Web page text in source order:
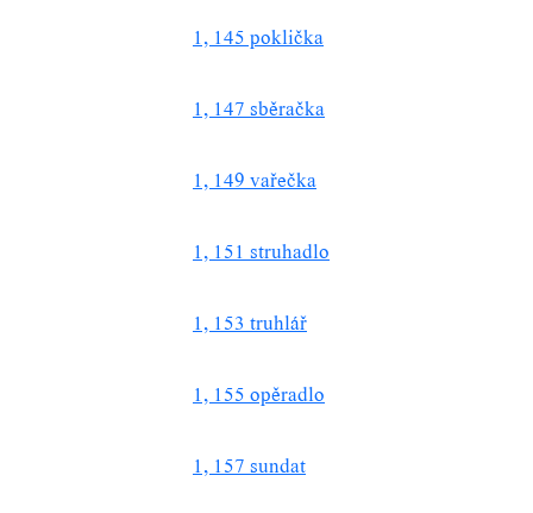
1, 145 poklička
1, 147 sběračka
1, 149 vařečka
1, 151 struhadlo
1, 153 truhlář
1, 155 opěradlo
1, 157 sundat